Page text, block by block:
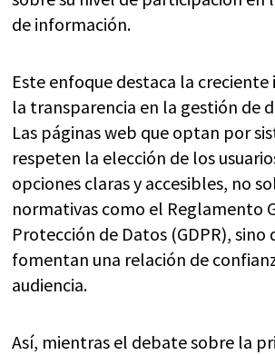
de información.
Este enfoque destaca la
la transparencia en la gestión de
Las páginas web que optan por
respeten la elección de los
opciones claras y accesibles, no
normativas como el Reglamento
Protección de Datos (GDPR), sino
fomentan una relación de
audiencia.
Así, mientras el debate sobre la